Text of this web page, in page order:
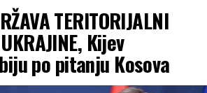
TERITORIJALNI
Kijev
po pitanju Kosova